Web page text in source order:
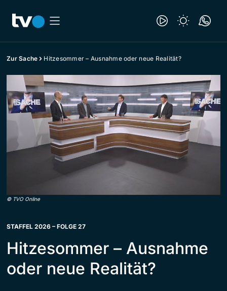
Zur Sache Hitzesommer – Ausnahme oder neue Realität?
© TVO Online
STAFFEL 2026 – FOLGE 27
Hitzesommer – Ausnahme
oder neue Realität?